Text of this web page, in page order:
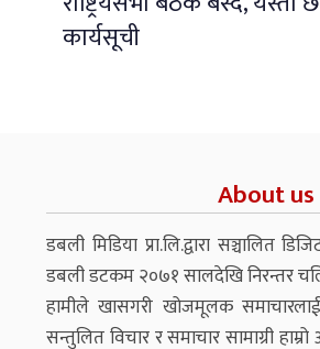
कार्यसूची
About us
डबली मिडिया प्रा.लि.द्वारा सञ्चालित
डबली डटकम २०७१ सालदेखि निरन्तर
हामीले खासगरी खोजमूलक
सन्तुलित विचार र समाचार सामाग्री